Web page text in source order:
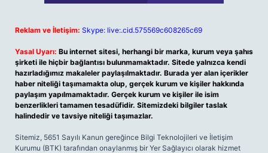
Reklam ve İletişim: Skype: live:.cid.575569c608265c69
Yasal Uyarı: Bu internet sitesi, herhangi bir marka, kurum veya şahıs
şirketi ile hiçbir bağlantısı bulunmamaktadır. Sitede yalnızca kendi
hazırladığımız makaleler paylaşılmaktadır. Burada yer alan içerikler
haber niteliği taşımamakta olup, gerçek kurum ve kişiler hakkında
paylaşım yapılmamaktadır. Gerçek kurum ve kişiler ile isim
benzerlikleri tamamen tesadüfidir. Sitemizdeki bilgiler taslak
halindedir ve tavsiye niteliği taşımazlar.
Sitemiz, 5651 Sayılı Kanun gereğince Bilgi Teknolojileri ve İletişim
Kurumu (BTK) tarafından onaylanmış bir Yer Sağlayıcı olarak hizmet